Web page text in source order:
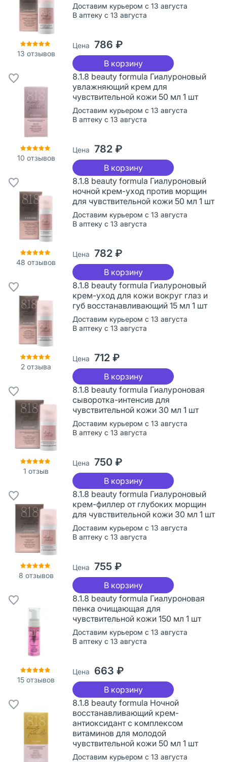
13 отзывов
Доставим курьером с 13 августа
В аптеку с 13 августа
Цена 786 ₽
В корзину
10 отзывов
8.1.8 beauty formula Гиалуроновый
увлажняющий крем для
чувствительной кожи 50 мл 1 шт
Доставим курьером с 13 августа
В аптеку с 13 августа
Цена 782 ₽
В корзину
48 отзывов
8.1.8 beauty formula Гиалуроновый
ночной крем-уход против морщин
для чувствительной кожи 50 мл 1 шт
Доставим курьером с 13 августа
В аптеку с 13 августа
Цена 782 ₽
В корзину
2 отзыва
8.1.8 beauty formula Гиалуроновый
крем-уход для кожи вокруг глаз и
губ восстанавливающий 15 мл 1 шт
Доставим курьером с 13 августа
В аптеку с 13 августа
Цена 712 ₽
В корзину
1 отзыв
8.1.8 beauty formula Гиалуроновая
сыворотка-интенсив для
чувствительной кожи 30 мл 1 шт
Доставим курьером с 13 августа
В аптеку с 13 августа
Цена 750 ₽
В корзину
8 отзывов
8.1.8 beauty formula Гиалуроновый
крем-филлер от глубоких морщин
для чувствительной кожи 30 мл 1 шт
Доставим курьером с 13 августа
В аптеку с 13 августа
Цена 755 ₽
В корзину
15 отзывов
8.1.8 beauty formula Гиалуроновая
пенка очищающая для
чувствительной кожи 150 мл 1 шт
Доставим курьером с 13 августа
В аптеку с 13 августа
Цена 663 ₽
В корзину
8.1.8 beauty formula Ночной
восстанавливающий крем-
антиоксидант с комплексом
витаминов для молодой
чувствительной кожи 50 мл 1 шт
Доставим курьером с 13 августа